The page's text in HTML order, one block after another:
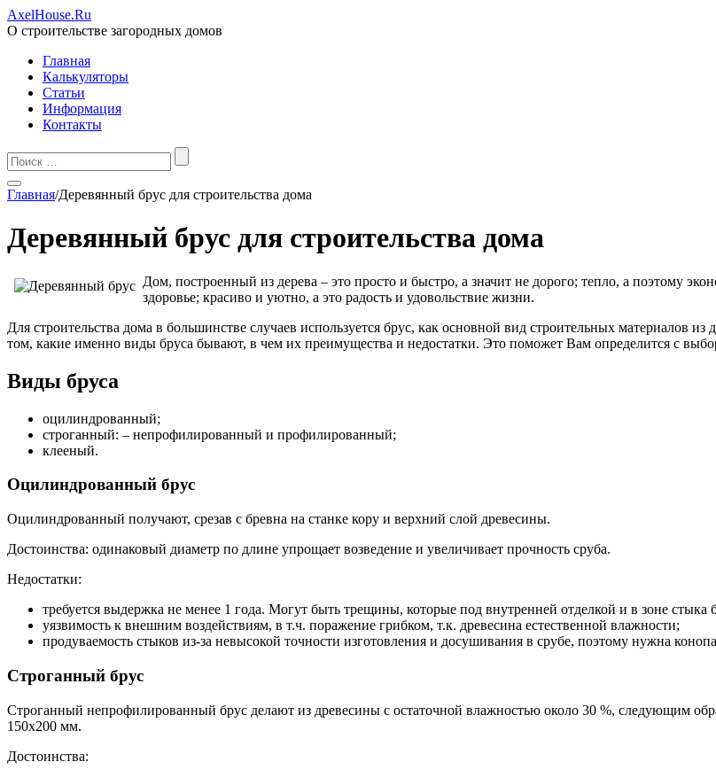
AxelHouse.Ru
О строительстве загородных домов
Главная
Калькуляторы
Статьи
Информация
Контакты
Главная/Деревянный брус для строительства дома
Деревянный брус для строительства дома
Дом, построенный из дерева – это просто и быстро, а значит не дорого; тепло, а поэтому
здоровье; красиво и уютно, а это радость и удовольствие жизни.
Для строительства дома в большинстве случаев используется брус, как основной вид строительных материалов из
том, какие именно виды бруса бывают, в чем их преимущества и недостатки. Это поможет Вам определится с
Виды бруса
оцилиндрованный;
строганный: – непрофилированный и профилированный;
клееный.
Оцилиндрованный брус
Оцилиндрованный получают, срезав с бревна на станке кору и верхний слой древесины.
Достоинства: одинаковый диаметр по длине упрощает возведение и увеличивает прочность сруба.
Недостатки:
требуется выдержка не менее 1 года. Могут быть трещины, которые под внутренней отделкой и в зоне
уязвимость к внешним воздействиям, в т.ч. поражение грибком, т.к. древесина естественной влажности;
продуваемость стыков из-за невысокой точности изготовления и досушивания в срубе, поэтому нужна
Строганный брус
Строганный непрофилированный брус делают из древесины с остаточной влажностью около 30 %, следующим
150х200 мм.
Достоинства: